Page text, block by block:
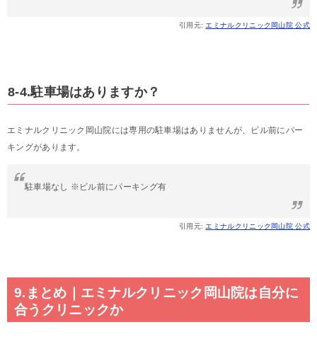
引用元:エミナルクリニック岡山院 公式
8-4.駐車場はありますか？
エミナルクリニック岡山院には専用の駐車場はありませんが、ビル前にパー
キングがあります。
駐車場なし ※ビル前にパーキング有
引用元:エミナルクリニック岡山院 公式
9.まとめ｜エミナルクリニック岡山院は自分に
合うクリニックか